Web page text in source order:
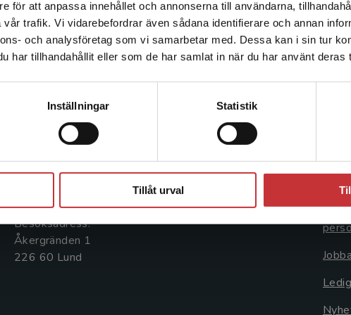
för att anpassa innehållet och annonserna till användarna,
trafik. Vi vidarebefordrar även sådana identifierare och annan
och analysföretag som vi samarbetar med. Dessa kan i sin tur
har tillhandahållit eller som de har samlat in när du har använt deras
Inställningar Statistik
Tillåt urval
Det verkar som att du besöker studentlitteratur.se via en
enhet utanför Sverige. Vi erbjuder inte leveranser utanför
Sverige. För att kunna slutföra ett köp måste
leveransadressen vara i Sverige.Läs mer
Kontakta oss
046-31 20 00
Box 141
Besöksadress:
Åkergränden 1
Kontakta kundservice
046-31 21 00
Köpvillkor
Systemkrav
Om